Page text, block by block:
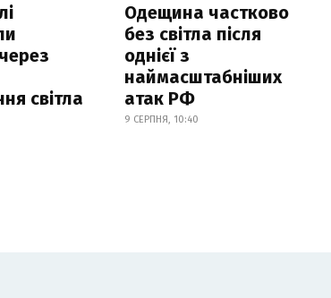
світла
Одещина частково
без світла після
однієї з
наймасштабніших
атак РФ
9 СЕРПНЯ, 10:40